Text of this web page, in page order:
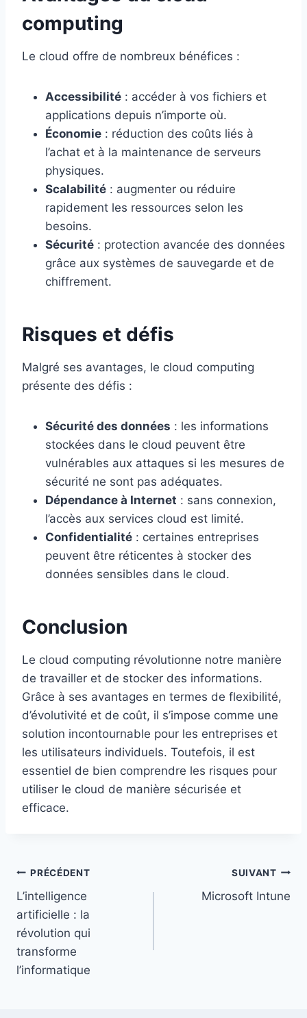
computing
Le cloud offre de nombreux bénéfices :
Accessibilité : accéder à vos fichiers et
applications depuis n’importe où.
Économie : réduction des coûts liés à
l’achat et à la maintenance de serveurs
physiques.
Scalabilité : augmenter ou réduire
rapidement les ressources selon les
besoins.
Sécurité : protection avancée des données
grâce aux systèmes de sauvegarde et de
chiffrement.
Risques et défis
Malgré ses avantages, le cloud computing
présente des défis :
Sécurité des données : les informations
stockées dans le cloud peuvent être
vulnérables aux attaques si les mesures de
sécurité ne sont pas adéquates.
Dépendance à Internet : sans connexion,
l’accès aux services cloud est limité.
Confidentialité : certaines entreprises
peuvent être réticentes à stocker des
données sensibles dans le cloud.
Conclusion
Le cloud computing révolutionne notre manière
de travailler et de stocker des informations.
Grâce à ses avantages en termes de flexibilité,
d’évolutivité et de coût, il s’impose comme une
solution incontournable pour les entreprises et
les utilisateurs individuels. Toutefois, il est
essentiel de bien comprendre les risques pour
utiliser le cloud de manière sécurisée et
efficace.
Navigation
de
l’article
PRÉCÉDENT
L’intelligence
artificielle : la
révolution qui
transforme
l’informatique
SUIVANT
Microsoft Intune